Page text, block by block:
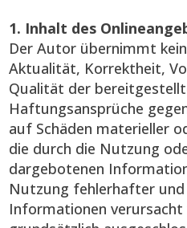
1. Inhalt des
Der Autor übernimmt
Aktualität, Korrektheit,
Qualität der
Haftungsansprüche
auf Schäden materieller
die durch die Nutzung
dargebotenen
Nutzung fehlerhafter
Informationen verursacht